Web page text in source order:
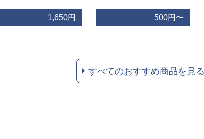
1,650円 500円〜
すべてのおすすめ商品を見る